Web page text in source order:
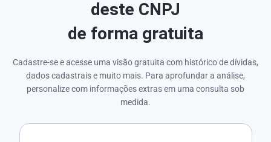
deste CNPJ
de forma gratuita
Cadastre-se e acesse uma visão gratuita com histórico de dívidas,
dados cadastrais e muito mais. Para aprofundar a análise,
personalize com informações extras em uma consulta sob
medida.